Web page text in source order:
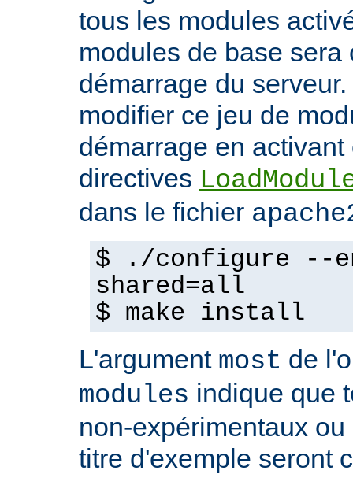
tous les modules
modules de base sera
démarrage du
modifier ce jeu de
démarrage en
directives
dans le fichier
$ ./configure --
shared=all
$ make install
L'argument most de
modules indique que
non-expérimentaux
titre d'exemple seront